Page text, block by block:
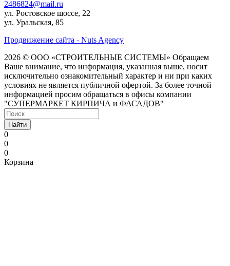
2486824@mail.ru
ул. Ростовское шоссе, 22
ул. Уральская, 85
Продвижение сайта - Nuts Agency
2026 © ООО «СТРОИТЕЛЬНЫЕ СИСТЕМЫ» Обращаем
Ваше внимание, что информация, указанная выше, носит
исключительно ознакомительный характер и ни при каких
условиях не является публичной офертой. За более точной
информацией просим обращаться в офисы компании
"СУПЕРМАРКЕТ КИРПИЧА и ФАСАДОВ"
Найти
0
0
0
Корзина